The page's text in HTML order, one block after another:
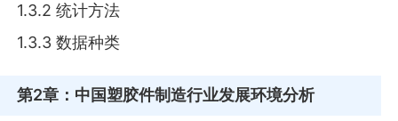
1.3.2 统计方法
1.3.3 数据种类
第2章 ：中国塑胶件制造行业发展环境分析